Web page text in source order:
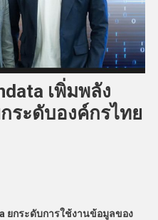
เพิ่มพลัง
ระดับองค์กรไทย
ยกระดับการใช้งานข้อมูลของ